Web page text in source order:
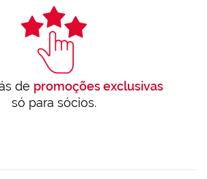
de promoções exclusivas
só para sócios.